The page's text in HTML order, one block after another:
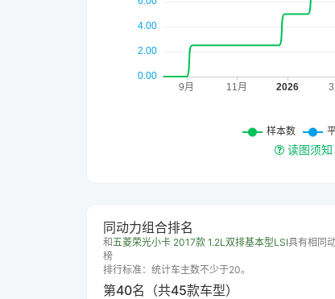
读图须知
同动力组合排名
和五菱荣光小卡 2017款 1.2L双排基本型LSI具有相同
榜
排行标准：统计车主数不少于20。
第40名（共45款车型）